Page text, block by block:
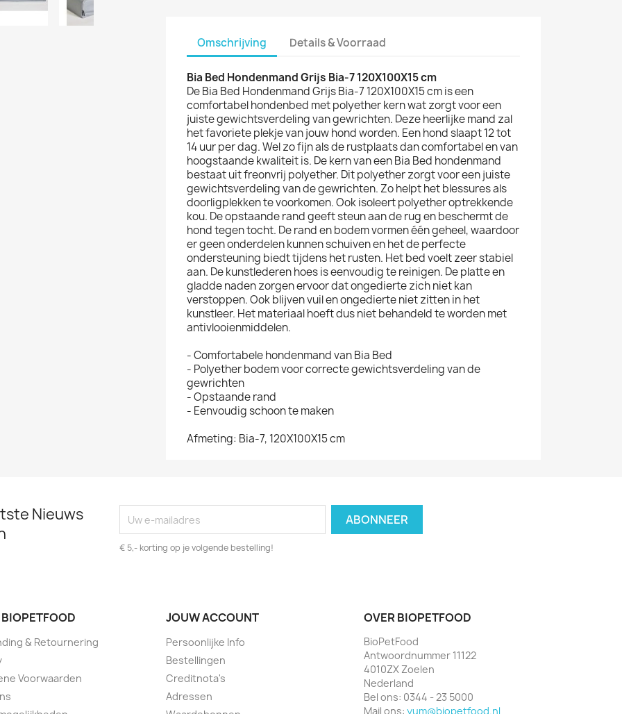
Omschrijving Details & Voorraad
Bia Bed Hondenmand Grijs Bia-7 120X100X15 cm
De Bia Bed Hondenmand Grijs Bia-7 120X100X15 cm is een
comfortabel hondenbed met polyether kern wat zorgt voor een
juiste gewichtsverdeling van gewrichten. Deze heerlijke mand zal
het favoriete plekje van jouw hond worden. Een hond slaapt 12 tot
14 uur per dag. Wel zo fijn als de rustplaats dan comfortabel en van
hoogstaande kwaliteit is. De kern van een Bia Bed hondenmand
bestaat uit freonvrij polyether. Dit polyether zorgt voor een juiste
gewichtsverdeling van de gewrichten. Zo helpt het blessures als
doorligplekken te voorkomen. Ook isoleert polyether optrekkende
kou. De opstaande rand geeft steun aan de rug en beschermt de
hond tegen tocht. De rand en bodem vormen één geheel, waardoor
er geen onderdelen kunnen schuiven en het de perfecte
ondersteuning biedt tijdens het rusten. Het bed voelt zeer stabiel
aan. De kunstlederen hoes is eenvoudig te reinigen. De platte en
gladde naden zorgen ervoor dat ongedierte zich niet kan
verstoppen. Ook blijven vuil en ongedierte niet zitten in het
kunstleer. Het materiaal hoeft dus niet behandeld te worden met
antivlooienmiddelen.
- Comfortabele hondenmand van Bia Bed
- Polyether bodem voor correcte gewichtsverdeling van de
gewrichten
- Opstaande rand
- Eenvoudig schoon te maken
Afmeting: Bia-7, 120X100X15 cm
Nieuws
€ 5,- korting op je volgende bestelling!
& Retournering
Voorwaarden
JOUW ACCOUNT
Persoonlijke Info
Bestellingen
Creditnota's
Adressen
OVER BIOPETFOOD
BioPetFood
Antwoordnummer 11122
4010ZX Zoelen
Nederland
Bel ons: 0344 - 23 5000
Mail ons: yum@biopetfood.nl